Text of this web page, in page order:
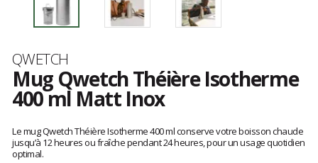
Marque
QWETCH
Mug Qwetch Théière Isotherme
400 ml Matt Inox
avis
clients
Le mug Qwetch Théière Isotherme 400 ml conserve votre boisson chaude
jusqu’à 12 heures ou fraîche pendant 24 heures, pour un usage quotidien
optimal.